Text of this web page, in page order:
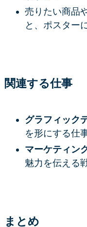
売りたい商品
と、ポスター
関連する仕事
グラフィック
を形にする仕
マーケティン
魅力を伝える
まとめ